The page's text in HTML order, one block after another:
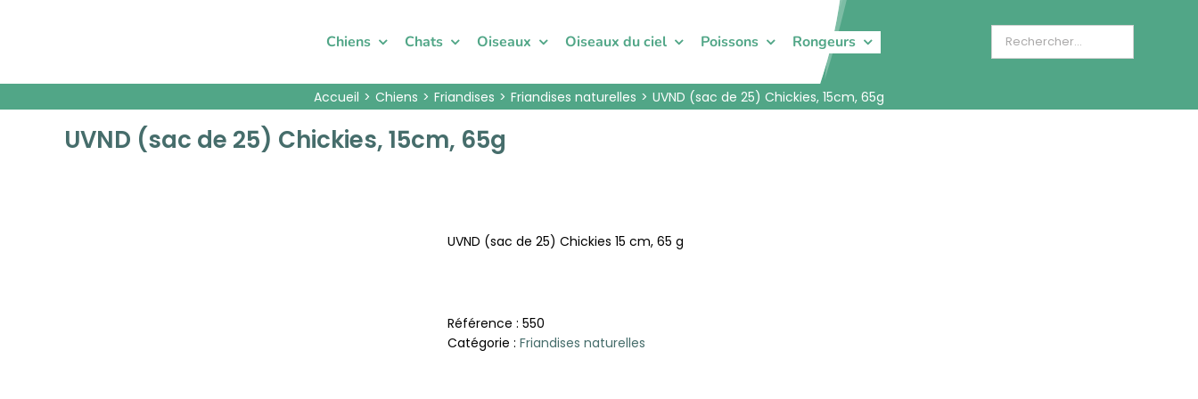
Chiens Chats Oiseaux Oiseaux du ciel Poissons Rongeurs
Accueil Chiens Friandises Friandises naturelles UVND (sac de 25) Chickies, 15cm, 65g
UVND (sac de 25) Chickies, 15cm, 65g
UVND (sac de 25) Chickies 15 cm, 65 g
Référence : 550
Catégorie : Friandises naturelles